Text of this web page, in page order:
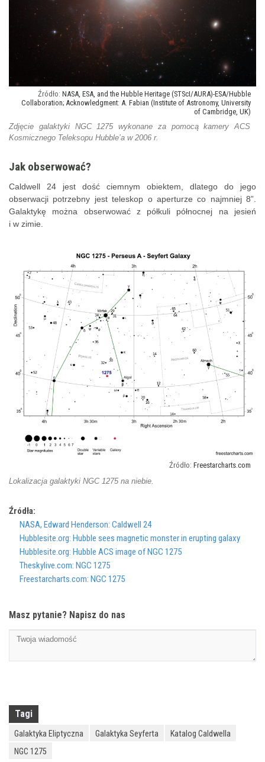
NASA, ESA, and the Hubble Heritage (STScI/AURA)-ESA/Hubble
Collaboration; Acknowledgment: A. Fabian (Institute of Astronomy, University
of Cambridge, UK)
Zdjęcie galaktyki NGC 1275 wykonane za pomocą kamery ACS
Kosmicznego Teleksopu Hubble’a w 2006 r.
Jak obserwować?
Caldwell 24 jest dość ciemnym obiektem, dlatego do jego
obserwacji potrzebny jest teleskop o aperturze co najmniej 8”.
Galaktykę można obserwować z półkuli północnej na jesień
i w zimie.
Freestarcharts.com
Lokalizacja galaktyki NGC 1275 na niebie.
Źródła:
NASA, Edward Henderson: Caldwell 24
Hubblesite.org: Hubble sees magnetic monster in erupting galaxy
Hubblesite.org: Hubble ACS image of NGC 1275
Theskylive.com: NGC 1275
Freestarcharts.com: NGC 1275
Masz pytanie? Napisz do nas
Tagi
Galaktyka Eliptyczna Galaktyka Seyferta
Katalog Caldwella
NGC 1275